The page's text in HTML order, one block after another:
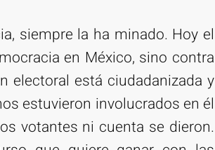
siempre la ha minado. Hoy el
en México, sino contra
electoral está ciudadanizada y
estuvieron involucrados en él
votantes ni cuenta se dieron.